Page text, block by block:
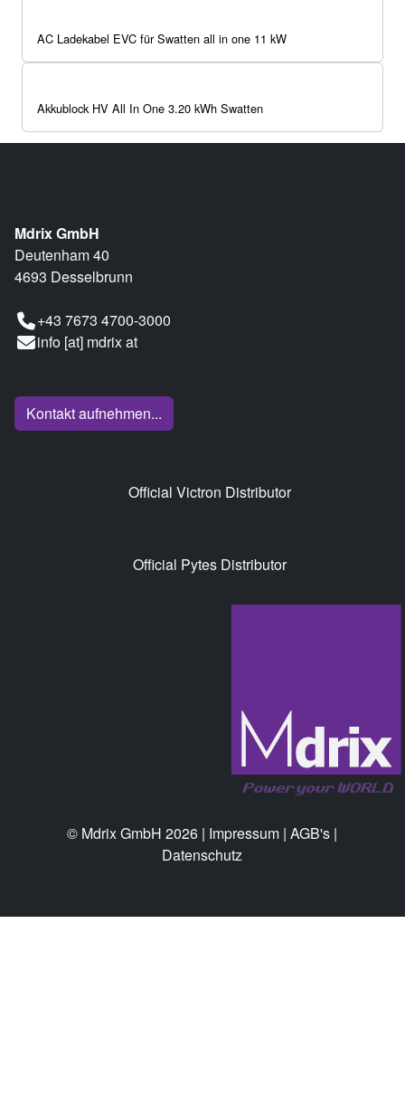
AC Ladekabel EVC für Swatten all in one 11 kW
Akkublock HV All In One 3.20 kWh Swatten
Mdrix GmbH
Deutenham 40
4693 Desselbrunn
+43 7673 4700-3000
info [at] mdrix at
Kontakt aufnehmen...
Official Victron Distributor
Official Pytes Distributor
© Mdrix GmbH 2026 | Impressum |AGB's |
Datenschutz